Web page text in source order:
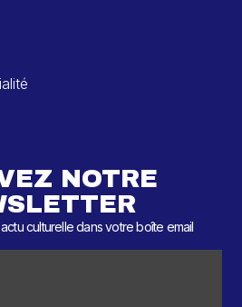
NOTRE
culturelle dans votre boîte email